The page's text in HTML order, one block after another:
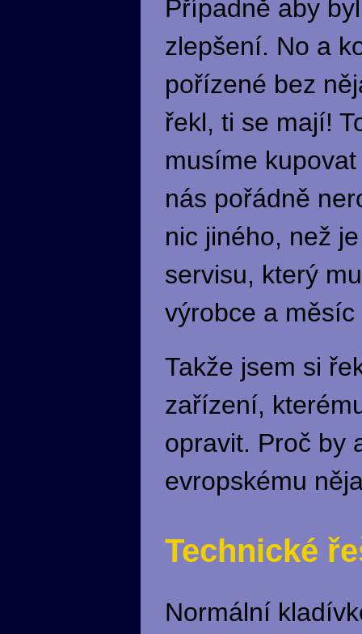
Případně aby
zlepšení. No a
pořízené bez
řekl, ti se mají!
musíme
nás pořádně
nic jiného, než
servisu, který
výrobce a
Takže jsem si
zařízení,
opravit. Proč by
evropskému
Technické
Normální